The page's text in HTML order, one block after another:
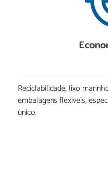
Reciclabilidade, lixo
embalagens flexíveis,
único.